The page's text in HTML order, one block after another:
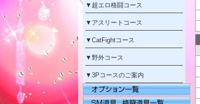
▼ 超エロ格闘コース
▼ アスリートコース
▼ CatFightコース
▼ 野外コース
▼ 3Pコースのご案内